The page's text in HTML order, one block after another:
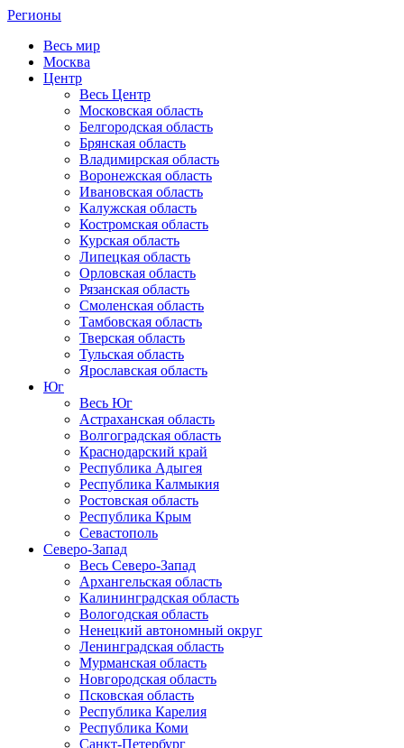
Регионы
Весь мир
Москва
Центр
Весь Центр
Московская область
Белгородская область
Брянская область
Владимирская область
Воронежская область
Ивановская область
Калужская область
Костромская область
Курская область
Липецкая область
Орловская область
Рязанская область
Смоленская область
Тамбовская область
Тверская область
Тульская область
Ярославская область
Юг
Весь Юг
Астраханская область
Волгоградская область
Краснодарский край
Республика Адыгея
Республика Калмыкия
Ростовская область
Республика Крым
Севастополь
Северо-Запад
Весь Северо-Запад
Архангельская область
Калининградская область
Вологодская область
Ненецкий автономный округ
Ленинградская область
Мурманская область
Новгородская область
Псковская область
Республика Карелия
Республика Коми
Санкт-Петербург